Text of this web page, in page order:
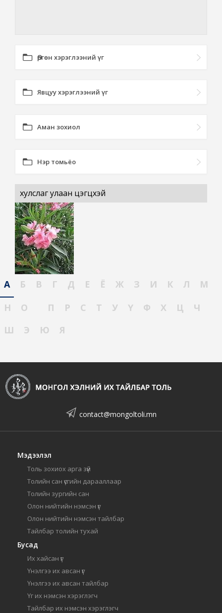
Өргөн хэрэглээний үг
Явцуу хэрэглээний үг
Аман зохиол
Нэр томьёо
хулслаг улаан цэгцүүхэй
А Б В Г Д Е Ё Ж З И К Л
М
Н
О П Р С Т У Ү Ф Х Ц
Ч
Ш
Э Ю Я
contact@mongoltoli.mn
Мэдээлэл
Толь зохиох арга зүй
Толийн сан үсгийн дарааллаар
Толийн зургийн сан
Олон нийтийн нэмсэн үг
Олон нийтийн нэмсэн тайлбар
Тайлбар толийн тухай
Бусад
Их хайсан үг
Үнэлгээ их авсан үг
Үнэлгээ их авсан тайлбар
Үг их нэмсэн хэрэглэгч
Тайлбар их нэмсэн хэрэглэгч